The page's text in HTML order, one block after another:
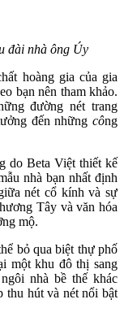
đài nhà ông Úy
hoàng gia của gia
bạn nên tham khảo.
đường nét trang
đến nhữngcông
do Beta Việt thiết kế
nhà bạn nhất định
nét cổ kính và sự
Tây và văn hóa
mộ.
bỏ qua biệt thự phố
một khu đô thị sang
nhà bề thế khác
thu hút và nét nổi bật